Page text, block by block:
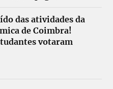
das atividades da
de Coimbra!
votaram